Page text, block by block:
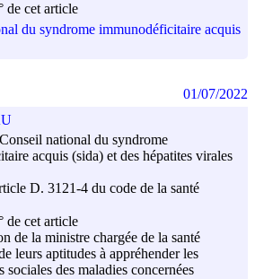
de cet article
du syndrome immunodéficitaire acquis
national du syndrome
acquis (sida) et des hépatites virales
D. 3121-4 du code de la santé
de cet article
de la ministre chargée de la santé
leurs aptitudes à appréhender les
sociales des maladies concernées
01/07/2022